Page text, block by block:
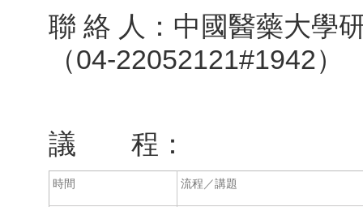
聯 絡 人：中國醫藥大學
（04-22052121#1942）
議 程：
時間 流程／講題